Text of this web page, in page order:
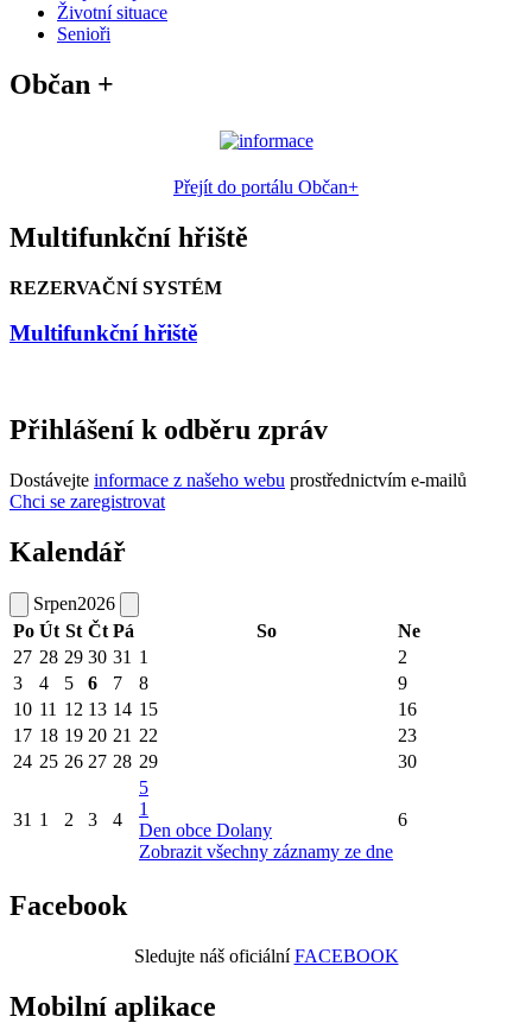
Životní situace
Senioři
Občan +
Přejít do portálu Občan+
Multifunkční hřiště
REZERVAČNÍ SYSTÉM
Multifunkční hřiště
Přihlášení k odběru zpráv
Dostávejte informace z našeho webu prostřednictvím e-mailů
Chci se zaregistrovat
Kalendář
Srpen2026
Po Út St Čt Pá So
Ne
27 28 29 30 31 1
2
3
4 5 6 7 8
9
10 11 12 13 14 15
16
17 18 19 20 21 22
23
24 25 26 27 28 29 30
31 1 2 3 4
5
1
Den obce Dolany
Zobrazit všechny záznamy ze dne
6
Facebook
Sledujte náš oficiálníFACEBOOK
Mobilní aplikace